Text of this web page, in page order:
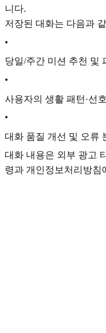
니다.
저장된 대화는 다음과
•
당일/주간 미션 추천 및
•
사용자의 생활 패턴·선
•
대화 품질 개선 및 오류
대화 내용은 외부 광고
령과 개인정보처리방침